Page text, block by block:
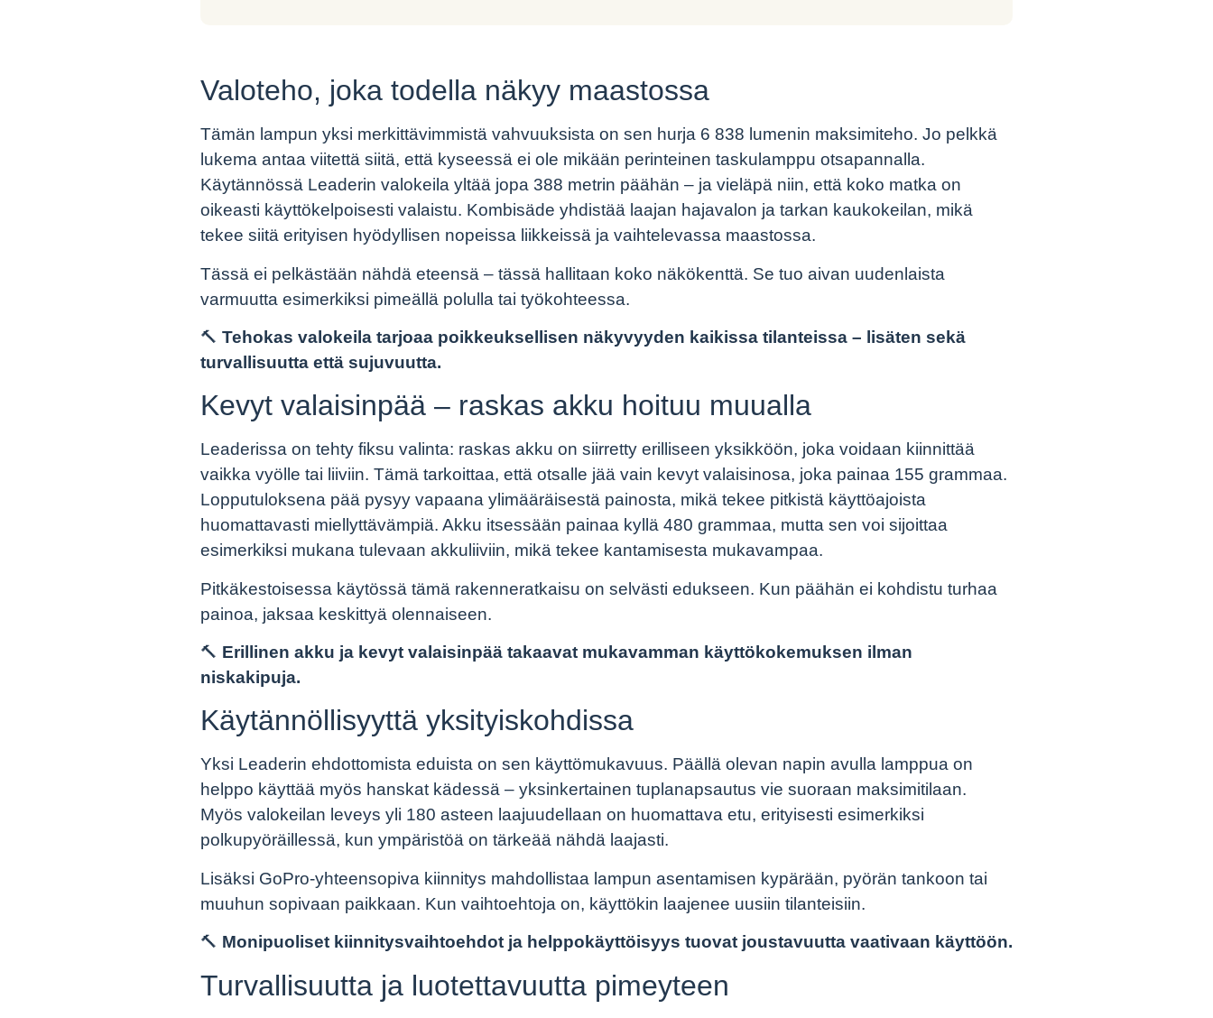
Valoteho, joka todella näkyy maastossa
Tämän lampun yksi merkittävimmistä vahvuuksista on sen hurja 6 838 lumenin maksimiteho. Jo pelkkä
lukema antaa viitettä siitä, että kyseessä ei ole mikään perinteinen taskulamppu otsapannalla.
Käytännössä Leaderin valokeila yltää jopa 388 metrin päähän – ja vieläpä niin, että koko matka on
oikeasti käyttökelpoisesti valaistu. Kombisäde yhdistää laajan hajavalon ja tarkan kaukokeilan, mikä
tekee siitä erityisen hyödyllisen nopeissa liikkeissä ja vaihtelevassa maastossa.
Tässä ei pelkästään nähdä eteensä – tässä hallitaan koko näkökenttä. Se tuo aivan uudenlaista
varmuutta esimerkiksi pimeällä polulla tai työkohteessa.
🔨 Tehokas valokeila tarjoaa poikkeuksellisen näkyvyyden kaikissa tilanteissa – lisäten sekä
turvallisuutta että sujuvuutta.
Kevyt valaisinpää – raskas akku hoituu muualla
Leaderissa on tehty fiksu valinta: raskas akku on siirretty erilliseen yksikköön, joka voidaan kiinnittää
vaikka vyölle tai liiviin. Tämä tarkoittaa, että otsalle jää vain kevyt valaisinosa, joka painaa 155 grammaa.
Lopputuloksena pää pysyy vapaana ylimääräisestä painosta, mikä tekee pitkistä käyttöajoista
huomattavasti miellyttävämpiä. Akku itsessään painaa kyllä 480 grammaa, mutta sen voi sijoittaa
esimerkiksi mukana tulevaan akkuliiviin, mikä tekee kantamisesta mukavampaa.
Pitkäkestoisessa käytössä tämä rakenneratkaisu on selvästi edukseen. Kun päähän ei kohdistu turhaa
painoa, jaksaa keskittyä olennaiseen.
🔨 Erillinen akku ja kevyt valaisinpää takaavat mukavamman käyttökokemuksen ilman
niskakipuja.
Käytännöllisyyttä yksityiskohdissa
Yksi Leaderin ehdottomista eduista on sen käyttömukavuus. Päällä olevan napin avulla lamppua on
helppo käyttää myös hanskat kädessä – yksinkertainen tuplanapsautus vie suoraan maksimitilaan.
Myös valokeilan leveys yli 180 asteen laajuudellaan on huomattava etu, erityisesti esimerkiksi
polkupyöräillessä, kun ympäristöä on tärkeää nähdä laajasti.
Lisäksi GoPro-yhteensopiva kiinnitys mahdollistaa lampun asentamisen kypärään, pyörän tankoon tai
muuhun sopivaan paikkaan. Kun vaihtoehtoja on, käyttökin laajenee uusiin tilanteisiin.
🔨 Monipuoliset kiinnitysvaihtoehdot ja helppokäyttöisyys tuovat joustavuutta vaativaan käyttöön.
Turvallisuutta ja luotettavuutta pimeyteen